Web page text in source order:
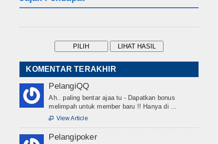
KOMENTAR TERAKHIR
PelangiQQ
Ah.. paling bentar ajaa tu - Dapatkan bonus
melimpah untuk member baru !! Hanya di ...
 View Article
Pelangipoker